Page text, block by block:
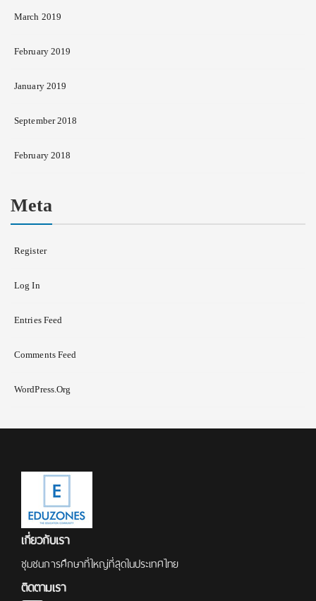
March 2019
February 2019
January 2019
September 2018
February 2018
Meta
Register
Log In
Entries Feed
Comments Feed
WordPress.org
เกี่ยวกับเรา
ชุมชนการศึกษาที่ใหญ่ที่สุดในประเทศไทย
ติดตามเรา